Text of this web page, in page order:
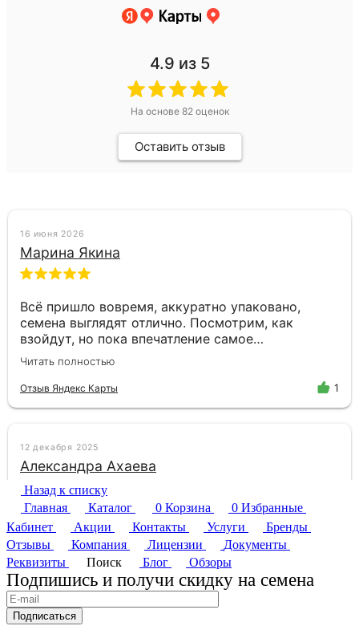
Назад к списку
Главная
Каталог 0 Корзина 0 Избранные
Кабинет
Акции Контакты Услуги
Бренды
Отзывы
Компания Лицензии
Документы
Реквизиты
Поиск Блог Обзоры
Подпишись и получи скидку на семена
Подписаться